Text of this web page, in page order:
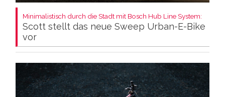
Minimalistisch durch die Stadt mit Bosch Hub Line System:
Scott stellt das neue Sweep Urban-E-Bike
vor